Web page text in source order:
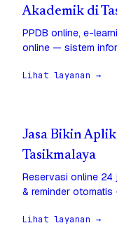
Akademik di
PPDB online, e-
online — sistem
Lihat layanan →
Jasa Bikin
Tasikmalaya
Reservasi online 24
& reminder
Lihat layanan →